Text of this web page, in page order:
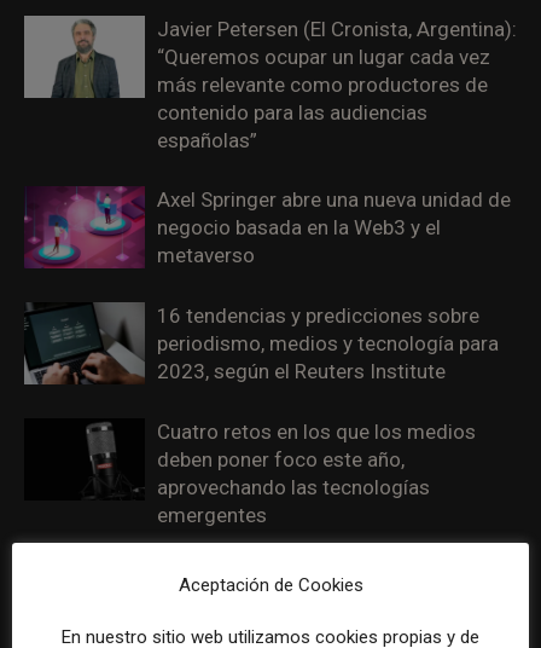
Javier Petersen (El Cronista, Argentina):
“Queremos ocupar un lugar cada vez
más relevante como productores de
contenido para las audiencias
españolas”
Axel Springer abre una nueva unidad de
negocio basada en la Web3 y el
metaverso
16 tendencias y predicciones sobre
periodismo, medios y tecnología para
2023, según el Reuters Institute
Cuatro retos en los que los medios
deben poner foco este año,
aprovechando las tecnologías
emergentes
Seis tendencias en medios para 2023
desde el punto de vista del lector
Aceptación de Cookies
En nuestro sitio web utilizamos cookies propias y de